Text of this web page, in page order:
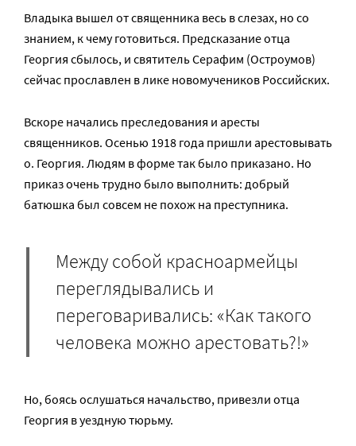
Владыка вышел от священника весь в слезах, но со
знанием, к чему готовиться. Предсказание отца
Георгия сбылось, и святитель Серафим (Остроумов)
сейчас прославлен в лике новомучеников Российских.
Вскоре начались преследования и аресты
священников. Осенью 1918 года пришли арестовывать
о. Георгия. Людям в форме так было приказано. Но
приказ очень трудно было выполнить: добрый
батюшка был совсем не похож на преступника.
Между собой красноармейцы
переглядывались и
переговаривались: «Как такого
человека можно арестовать?!»
Но, боясь ослушаться начальство, привезли отца
Георгия в уездную тюрьму.